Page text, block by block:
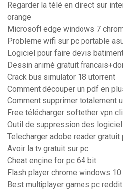
Regarder la télé en direct sur
orange
Microsoft edge windows 7
Probleme wifi sur pc portable
Logiciel pour faire devis
Dessin animé gratuit
Crack bus simulator 18 utorrent
Comment découper un pdf en
Comment supprimer totalement
Free télécharger softether vpn
Outil de suppression des
Telecharger adobe reader gratuit
Avoir la tv gratuit sur pc
Cheat engine for pc 64 bit
Flash player chrome windows
Best multiplayer games pc reddit